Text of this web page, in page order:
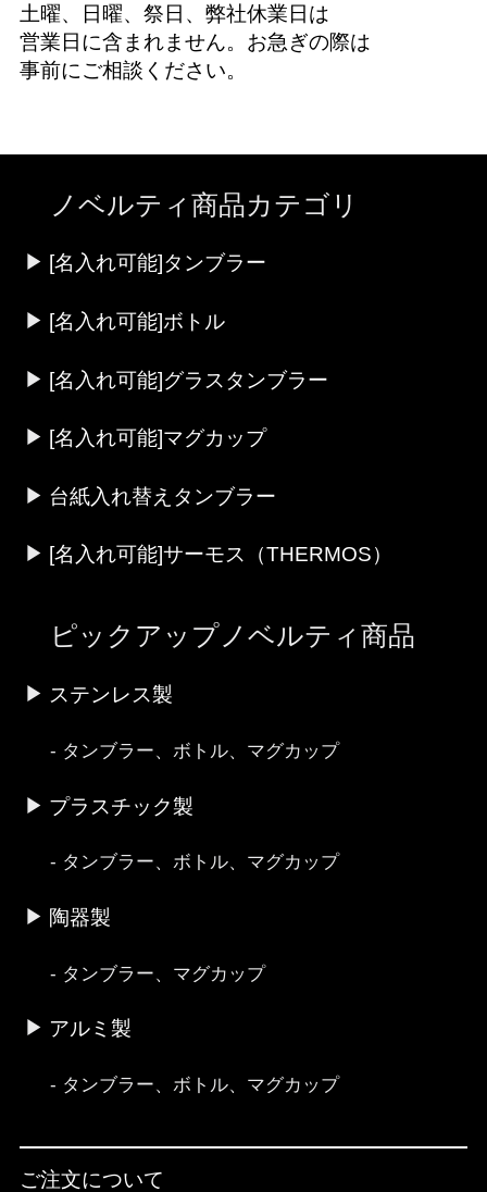
土曜、日曜、祭日、弊社休業日は
営業日に含まれません。お急ぎの際は
事前にご相談ください。
ノベルティ商品カテゴリ
[名入れ可能]タンブラー
[名入れ可能]ボトル
[名入れ可能]グラスタンブラー
[名入れ可能]マグカップ
台紙入れ替えタンブラー
[名入れ可能]サーモス（THERMOS）
ピックアップノベルティ商品
ステンレス製
タンブラー、ボトル、マグカップ
プラスチック製
タンブラー、ボトル、マグカップ
陶器製
タンブラー、マグカップ
アルミ製
タンブラー、ボトル、マグカップ
ご注文について